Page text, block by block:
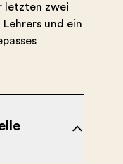
letzten zwei
und ein